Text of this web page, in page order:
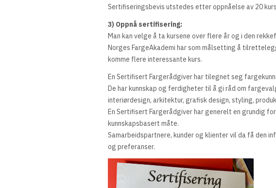
Sertifiseringsbevis utstedes etter oppnåelse av 20
3) Oppnå sertifisering:
Man kan velge å ta kursene over flere år og i den
Norges FargeAkademi har som målsetting å
komme flere interessante kurs.
En Sertifisert Fargerådgiver har tilegnet seg
De har kunnskap og ferdigheter til å gi råd om
interiørdesign, arkitektur, grafisk design, styling,
En Sertifisert Fargerådgiver har generelt en grundig
kunnskapsbasert måte.
Samarbeidspartnere, kunder og klienter vil da få den
og preferanser.